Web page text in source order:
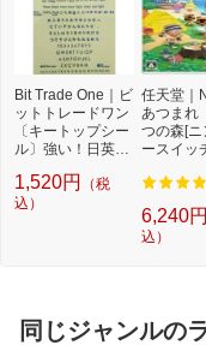
Bit Trade One｜ビ
ットトレードワン
〔キートップシー
ル〕強い！日英対
プシールセット ブ
ルー DYKTSBL
1,520円
（税
込）
任天堂｜
あつま
つの森[ニ
ースイッ
6,240円
込）
同じジャンルの